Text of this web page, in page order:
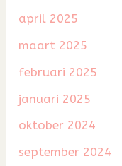
april 2025
maart 2025
februari 2025
januari 2025
oktober 2024
september 2024